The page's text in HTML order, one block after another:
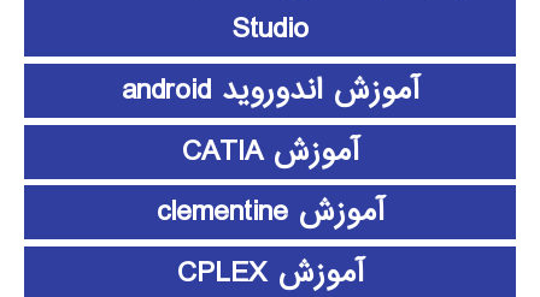
Studio
آموزش اندوروید android
آموزش CATIA
آموزش clementine
آموزش CPLEX